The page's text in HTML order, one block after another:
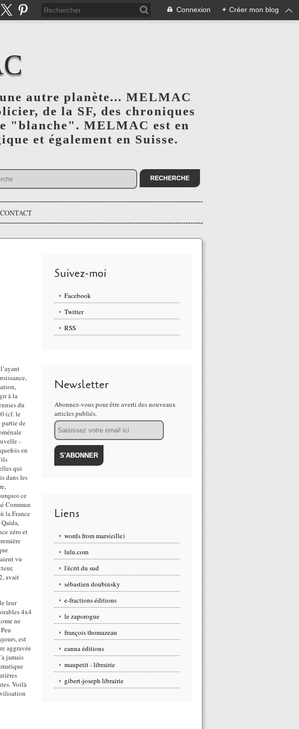
Connexion + Créer mon blog
autre planète... MELMAC
de la SF, des chroniques
"blanche". MELMAC est en
et également en Suisse.
CONTACT
à la
du
(cf. le
partie de
-
en
qui
dans les
ce
Commun
la France
zéro et
vu
avait
leur
4x4
ne
est
aggravée
jamais
Voilà
Suivez-moi
Facebook
Twitter
RSS
Newsletter
Abonnez-vous pour être averti des nouveaux
articles publiés.
Email
Liens
words from mars(eille)
lulu.com
l'écrit du sud
sébastien doubinsky
e-fractions éditions
le zaporogue
françois thomazeau
eanna éditions
maupetit - librairie
gibert-joseph librairie